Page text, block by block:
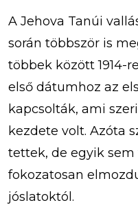
A Jehova Tanúi
során többször is
többek között 1914-
első dátumhoz az
kapcsolták, ami
kezdete volt. Azóta
tettek, de egyik sem
fokozatosan
jóslatoktól.